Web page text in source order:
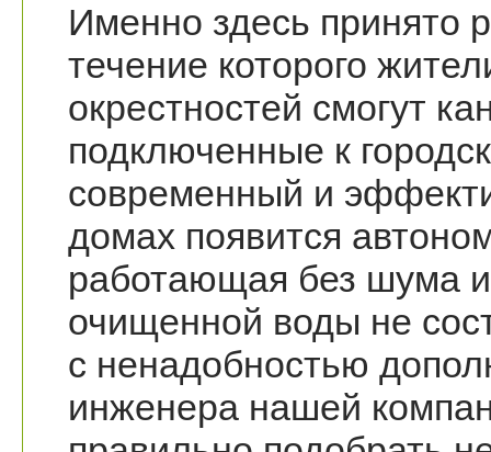
Именно здесь принято
течение которого
окрестностей смогут
подключенные к
современный и
домах появится
работающая без шума
очищенной воды не
с ненадобностью
инженера нашей